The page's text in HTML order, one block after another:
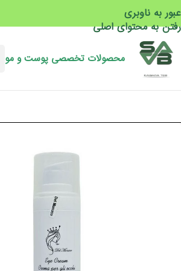
عبور به ناوبری
رفتن به محتوای اصلی
محصولات تخصصی پوست و مو